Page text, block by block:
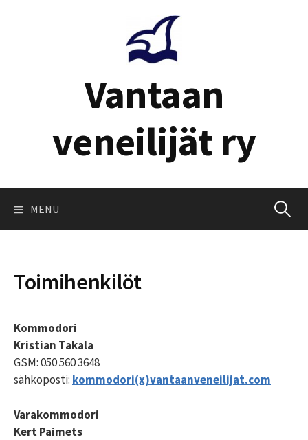
Vantaan
veneilijät ry
MENU Haku:
Toimihenkilöt
Kommodori
Kristian Takala
GSM: 050 560 3648
sähköposti: kommodori(x)vantaanveneilijat.com
Varakommodori
Kert Paimets